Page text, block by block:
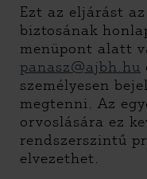
Ezt az eljárást
biztosának
menüpont alatt
panasz@ajbh.hu
személyesen
megtenni. Az
orvoslására ez
rendszerszintű
elvezethet.